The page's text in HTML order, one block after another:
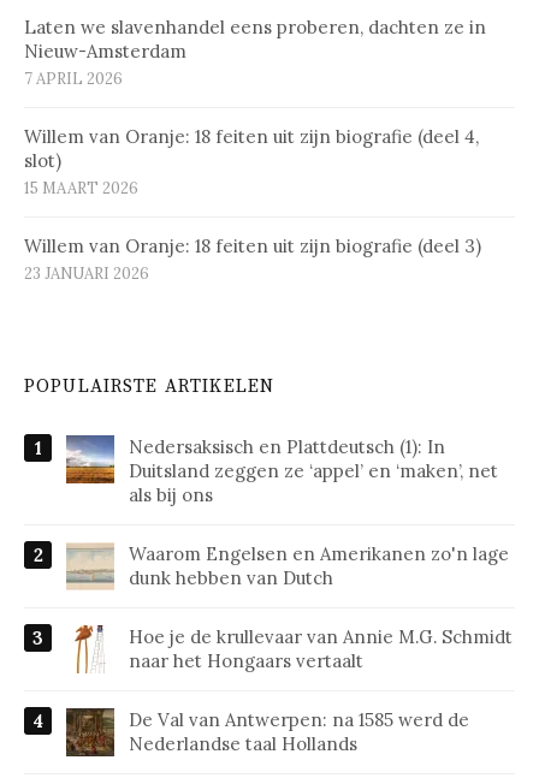
Laten we slavenhandel eens proberen, dachten ze in
Nieuw-Amsterdam
7 APRIL 2026
Willem van Oranje: 18 feiten uit zijn biografie (deel 4,
slot)
15 MAART 2026
Willem van Oranje: 18 feiten uit zijn biografie (deel 3)
23 JANUARI 2026
POPULAIRSTE ARTIKELEN
Nedersaksisch en Plattdeutsch (1): In
Duitsland zeggen ze ‘appel’ en ‘maken’, net
als bij ons
Waarom Engelsen en Amerikanen zo'n lage
dunk hebben van Dutch
Hoe je de krullevaar van Annie M.G. Schmidt
naar het Hongaars vertaalt
De Val van Antwerpen: na 1585 werd de
Nederlandse taal Hollands